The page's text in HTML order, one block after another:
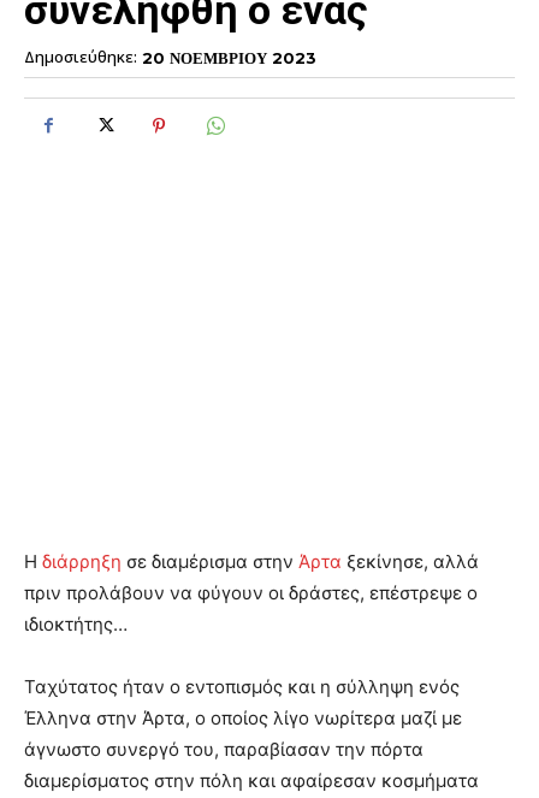
συνελήφθη ο ένας
Δημοσιεύθηκε: 20 ΝΟΕΜΒΡΙΟΥ 2023
Η διάρρηξη σε διαμέρισμα στην Άρτα ξεκίνησε, αλλά
πριν προλάβουν να φύγουν οι δράστες, επέστρεψε ο
ιδιοκτήτης…
Ταχύτατος ήταν ο εντοπισμός και η σύλληψη ενός
Έλληνα στην Άρτα, ο οποίος λίγο νωρίτερα μαζί με
άγνωστο συνεργό του, παραβίασαν την πόρτα
διαμερίσματος στην πόλη και αφαίρεσαν κοσμήματα